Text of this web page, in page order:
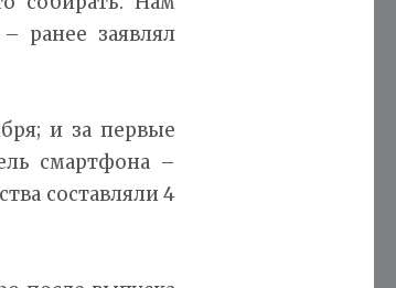
ранее заявлял
и за первые
смартфона –
составляли 4